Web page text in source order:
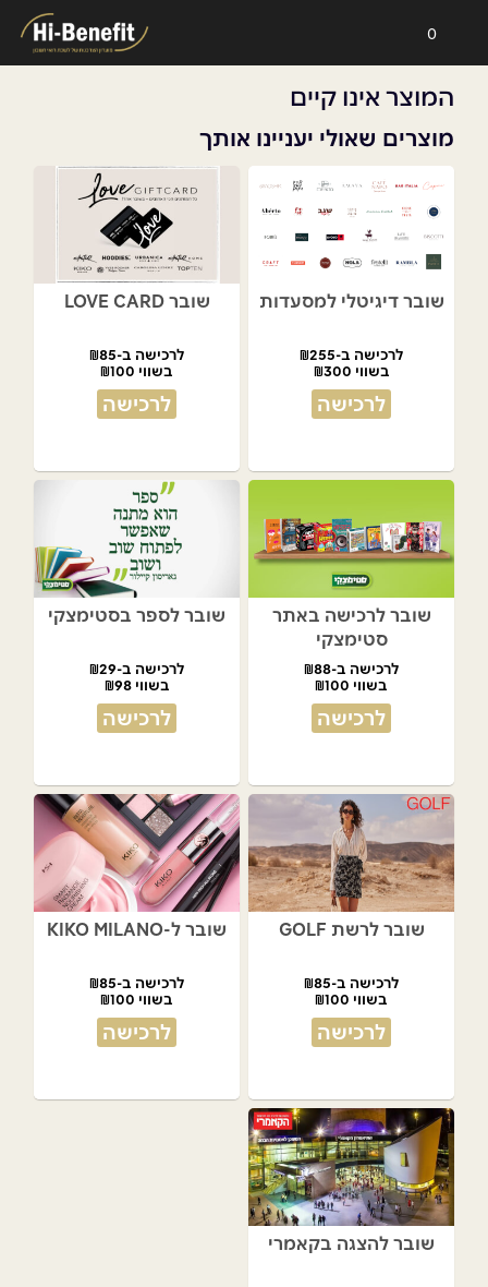
0
המוצר אינו קיים
מוצרים שאולי יעניינו אותך
שובר דיגיטלי למסעדות
לרכישה ב-₪255
בשווי ₪300
לרכישה
שובר LOVE CARD
לרכישה ב-₪85
בשווי ₪100
לרכישה
שובר לרכישה באתר
סטימצקי
לרכישה ב-₪88
בשווי ₪100
לרכישה
שובר לספר בסטימצקי
לרכישה ב-₪29
בשווי ₪98
לרכישה
שובר לרשת GOLF
לרכישה ב-₪85
בשווי ₪100
לרכישה
שובר ל-KIKO MILANO
לרכישה ב-₪85
בשווי ₪100
לרכישה
שובר להצגה בקאמרי